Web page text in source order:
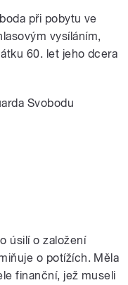
při pobytu ve
vysíláním,
60. let jeho dcera
Svobodu
úsilí o založení
o potížích. Měla
finanční, jež museli